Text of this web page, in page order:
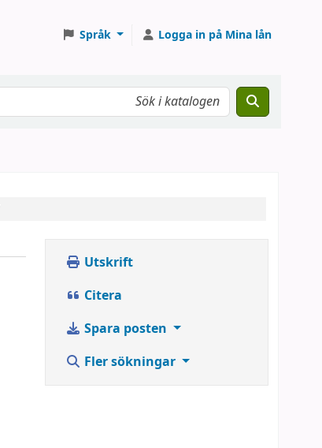
Språk Logga in på Mina lån
Utskrift
Citera
Spara posten
Fler sökningar